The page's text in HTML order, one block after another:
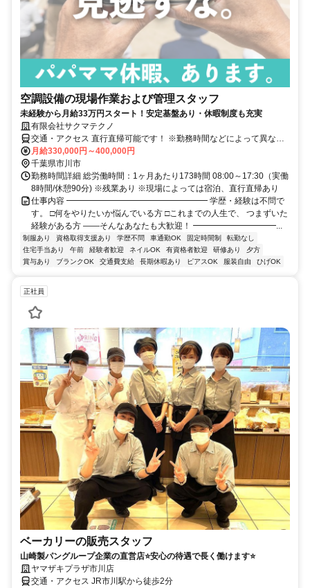
空調設備の現場作業および管理スタッフ
未経験から月給33万円スタート！安定基盤あり・休暇制度も充実
有限会社サクマテクノ
交通・アクセス 直行直帰可能です！ ※勤務時間などによって異なる
場合もございます。
月給330,000円～400,000円
千葉県市川市
勤務時間詳細 総労働時間：1ヶ月あたり173時間 08:00～17:30（実働
8時間/休憩90分) ※残業あり ※現場によっては宿泊、直行直帰あり
仕事内容 ━━━━━━━━━━━━━━━━━ 学歴・経験は不問で
す。 □何をやりたいか悩んでいる方 □これまでの人生で、 つまずいた
経験がある方 ――そんなあなたも大歓迎！ ━━━━━━━━━━...
制服あり 資格取得支援あり 学歴不問 車通勤OK 固定時間制
転勤なし
住宅手当あり
午前 経験者歓迎 ネイルOK 有資格者歓迎 研修あり
夕方
賞与あり
ブランクOK 交通費支給 長期休暇あり ピアスOK 服装自由 ひげOK
正社員
ベーカリーの販売スタッフ
山崎製パングループ企業の直営店⭐安心の待遇で長く働けます⭐
ヤマザキプラザ市川店
交通・アクセス JR市川駅から徒歩2分